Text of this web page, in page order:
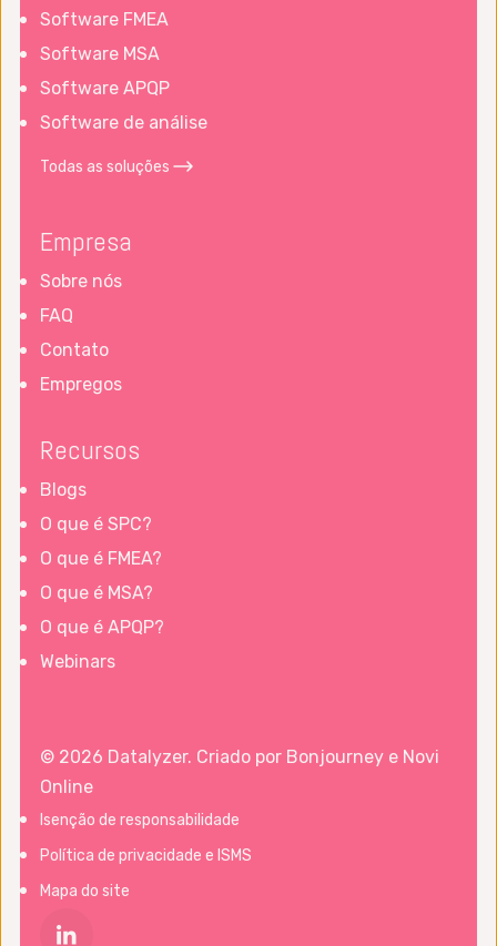
Software FMEA
Software MSA
Software APQP
Software de análise
Todas as soluções
Empresa
Sobre nós
FAQ
Contato
Empregos
Recursos
Blogs
O que é SPC?
O que é FMEA?
O que é MSA?
O que é APQP?
Webinars
© 2026 Datalyzer. Criado por Bonjourney e Novi
Online
Isenção de responsabilidade
Política de privacidade e ISMS
Mapa do site